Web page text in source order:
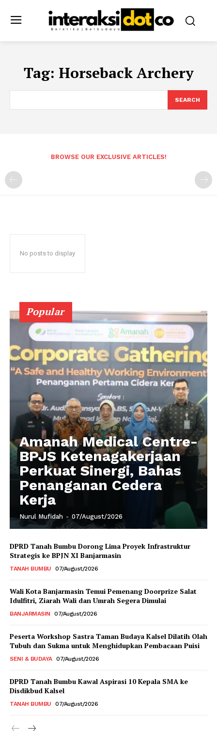
Tag: Horseback Archery
SEARCH
BROWSE OUR EXCLUSIVE ARTICLES!
No posts to display
Popular
Amanah Medical Centre-
BPJS Ketenagakerjaan
Perkuat Sinergi, Bahas
Penanganan Cedera
Kerja
Nurul Mufidah - 07/August/2026
DPRD Tanah Bumbu Dorong Lima Proyek Infrastruktur
Strategis ke BPJN XI Banjarmasin
TANAH BUMBU 07/August/2026
Wali Kota Banjarmasin Temui Pemenang Doorprize Salat
Idulfitri, Ziarah Wali dan Umrah Segera Dimulai
BANJARMASIN 07/August/2026
Peserta Workshop Sastra Taman Budaya Kalsel Dilatih Olah
Tubuh dan Sukma untuk Menghidupkan Pembacaan Puisi
SENI & BUDAYA 07/August/2026
DPRD Tanah Bumbu Kawal Aspirasi 10 Kepala SMA ke
Disdikbud Kalsel
TANAH BUMBU 07/August/2026